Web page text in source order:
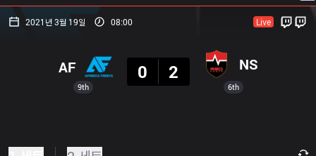
2021년 3월 19일 08:00 Live
9th
AF
0
2 NS
6th